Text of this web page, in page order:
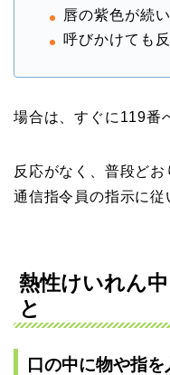
唇の紫色が続
呼びかけても
場合は、すぐに119番
反応がなく、普段ど
通信指令員の指示に従
熱性けいれん
と
口の中に物や指を